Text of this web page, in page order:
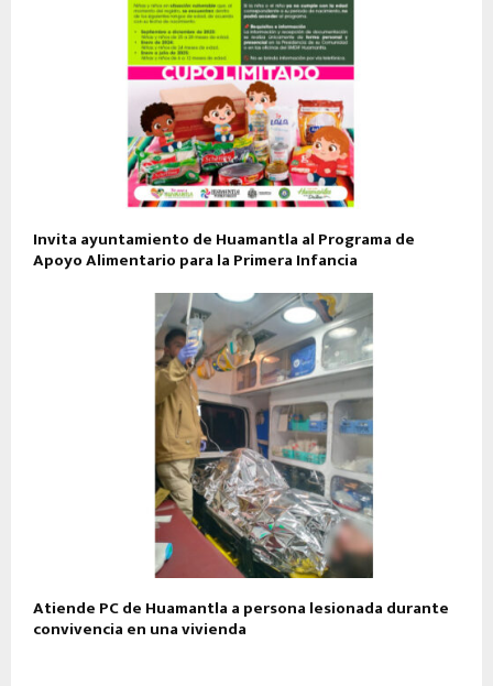
Invita ayuntamiento de Huamantla al Programa de
Apoyo Alimentario para la Primera Infancia
Atiende PC de Huamantla a persona lesionada durante
convivencia en una vivienda